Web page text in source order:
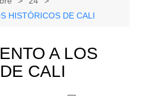
HISTÓRICOS DE CALI
A LOS
CALI